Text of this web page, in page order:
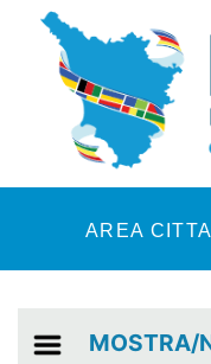
Skip to main content
AREA
MOSTRA/